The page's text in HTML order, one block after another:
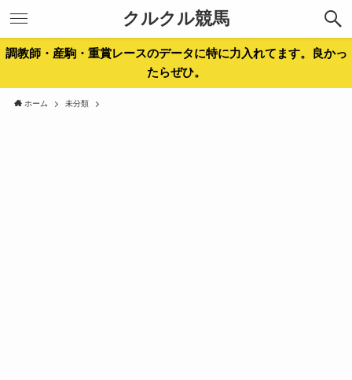
クルクル競馬
調教師・産駒・重賞レースのデータに特に力入れてます。良かっ
たらぜひ。
ホーム 未分類